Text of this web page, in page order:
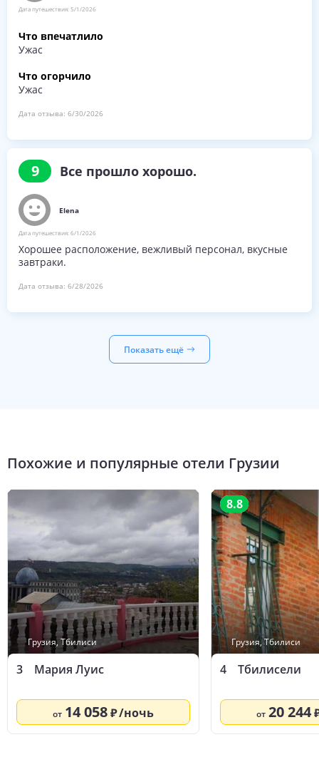
Дата путешествия:5/1/2026
Что впечатлило
Ужас
Что огорчило
Ужас
Дата отзыва: 6/30/2026
9 Все прошло хорошо.
Elena
Дата путешествия:6/1/2026
Хорошее расположение, вежливый персонал, вкусные
завтраки.
Дата отзыва: 6/28/2026
Показать ещё
Похожие и популярные отели Грузии
Грузия, Тбилиси
3 Мария Луис
от 14 058 /ночь
8.8
Грузия,Тбилиси
4 Тбилисели
от 20 244